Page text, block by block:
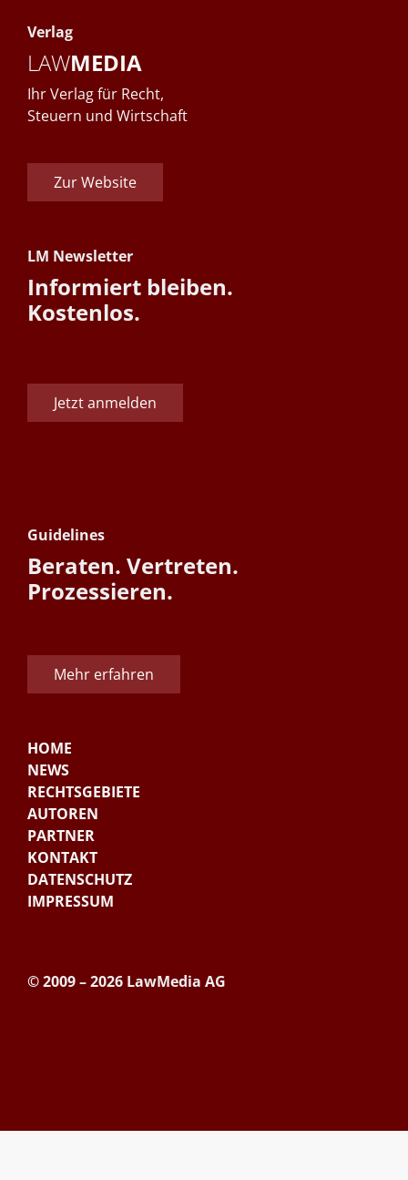
Verlag
LAWMEDIA
Ihr Verlag für Recht,
Steuern und Wirtschaft
Zur Website
LM Newsletter
Informiert bleiben.
Kostenlos.
Jetzt anmelden
Guidelines
Beraten. Vertreten.
Prozessieren.
Mehr erfahren
HOME
NEWS
RECHTSGEBIETE
AUTOREN
PARTNER
KONTAKT
DATENSCHUTZ
IMPRESSUM
© 2009 – 2026 LawMedia AG